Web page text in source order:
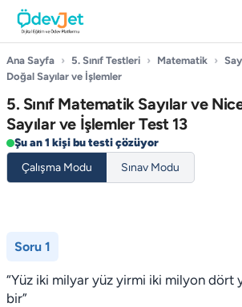
Ana Sayfa › 5. Sınıf Testleri › Matematik ›
Doğal Sayılar ve İşlemler
5. Sınıf Matematik Sayılar ve
Sayılar ve İşlemler Test 13
Şu an 1 kişi bu testi çözüyor
Çalışma Modu
Sınav Modu
Soru 1
“Yüz iki milyar yüz yirmi iki milyon dört
bir”